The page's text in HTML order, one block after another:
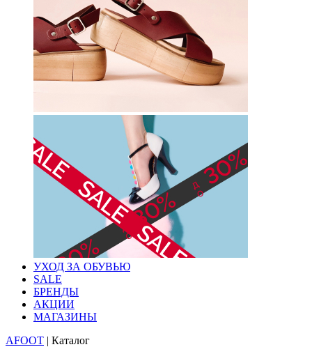
УХОД ЗА ОБУВЬЮ
SALE
БРЕНДЫ
АКЦИИ
МАГАЗИНЫ
AFOOT | Каталог